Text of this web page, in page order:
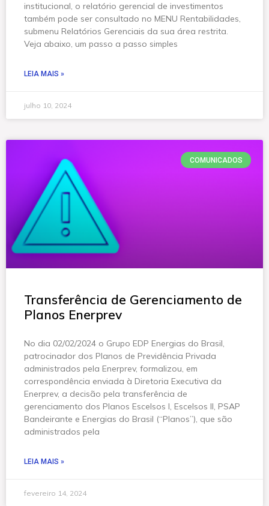
institucional, o relatório gerencial de investimentos
também pode ser consultado no MENU Rentabilidades,
submenu Relatórios Gerenciais da sua área restrita.
Veja abaixo, um passo a passo simples
LEIA MAIS »
julho 10, 2024
COMUNICADOS
Transferência de Gerenciamento de
Planos Enerprev
No dia 02/02/2024 o Grupo EDP Energias do Brasil,
patrocinador dos Planos de Previdência Privada
administrados pela Enerprev, formalizou, em
correspondência enviada à Diretoria Executiva da
Enerprev, a decisão pela transferência de
gerenciamento dos Planos Escelsos I, Escelsos II, PSAP
Bandeirante e Energias do Brasil (“Planos”), que são
administrados pela
LEIA MAIS »
fevereiro 14, 2024